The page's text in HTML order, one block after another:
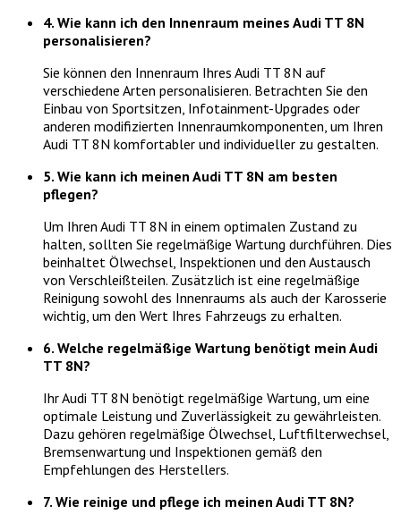
4. Wie kann ich den Innenraum meines Audi TT 8N
personalisieren?
Sie können den Innenraum Ihres Audi TT 8N auf
verschiedene Arten personalisieren. Betrachten Sie den
Einbau von Sportsitzen, Infotainment-Upgrades oder
anderen modifizierten Innenraumkomponenten, um Ihren
Audi TT 8N komfortabler und individueller zu gestalten.
5. Wie kann ich meinen Audi TT 8N am besten
pflegen?
Um Ihren Audi TT 8N in einem optimalen Zustand zu
halten, sollten Sie regelmäßige Wartung durchführen. Dies
beinhaltet Ölwechsel, Inspektionen und den Austausch
von Verschleißteilen. Zusätzlich ist eine regelmäßige
Reinigung sowohl des Innenraums als auch der Karosserie
wichtig, um den Wert Ihres Fahrzeugs zu erhalten.
6. Welche regelmäßige Wartung benötigt mein Audi
TT 8N?
Ihr Audi TT 8N benötigt regelmäßige Wartung, um eine
optimale Leistung und Zuverlässigkeit zu gewährleisten.
Dazu gehören regelmäßige Ölwechsel, Luftfilterwechsel,
Bremsenwartung und Inspektionen gemäß den
Empfehlungen des Herstellers.
7. Wie reinige und pflege ich meinen Audi TT 8N?